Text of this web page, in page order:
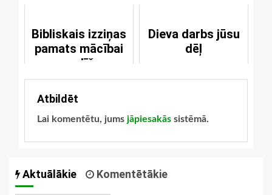
Bibliskais izziņas
pamats mācībai
par radīšanu
Dieva darbs jūsu
dēļ
Atbildēt
Lai komentētu, jums jāpiesakās sistēmā.
Aktuālākie Komentētākie